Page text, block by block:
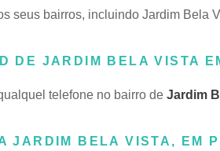
seus bairros, incluindo Jardim Bela
DE JARDIM BELA VISTA
telefone no bairro de Jardim
JARDIM BELA VISTA, EM